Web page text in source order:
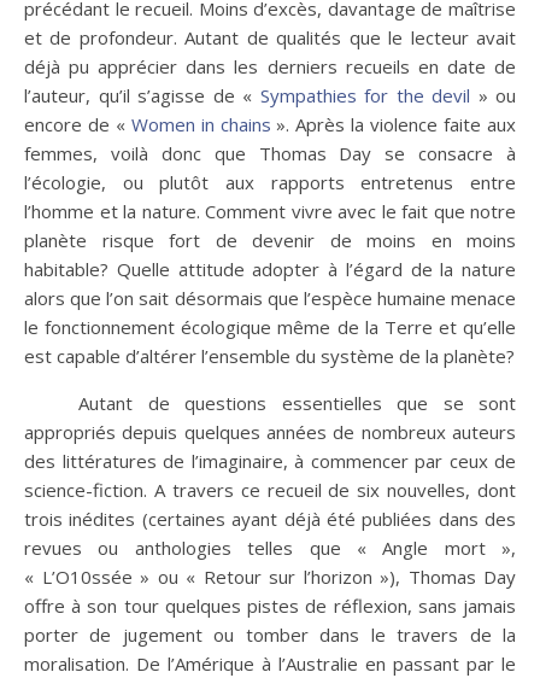
précédant le recueil. Moins d’excès, davantage de maîtrise
et de profondeur. Autant de qualités que le lecteur avait
déjà pu apprécier dans les derniers recueils en date de
l’auteur, qu’il s’agisse de « Sympathies for the devil » ou
encore de « Women in chains ». Après la violence faite aux
femmes, voilà donc que Thomas Day se consacre à
l’écologie, ou plutôt aux rapports entretenus entre
l’homme et la nature. Comment vivre avec le fait que notre
planète risque fort de devenir de moins en moins
habitable? Quelle attitude adopter à l’égard de la nature
alors que l’on sait désormais que l’espèce humaine menace
le fonctionnement écologique même de la Terre et qu’elle
est capable d’altérer l’ensemble du système de la planète?
Autant de questions essentielles que se sont
appropriés depuis quelques années de nombreux auteurs
des littératures de l’imaginaire, à commencer par ceux de
science-fiction. A travers ce recueil de six nouvelles, dont
trois inédites (certaines ayant déjà été publiées dans des
revues ou anthologies telles que « Angle mort »,
« L’O10ssée » ou « Retour sur l’horizon »), Thomas Day
offre à son tour quelques pistes de réflexion, sans jamais
porter de jugement ou tomber dans le travers de la
moralisation. De l’Amérique à l’Australie en passant par le